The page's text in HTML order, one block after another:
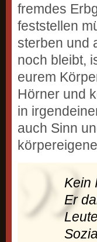
fremdes
feststellen
sterben und
noch bleibt,
eurem
Hörner und
in
auch Sinn
Kein
Er